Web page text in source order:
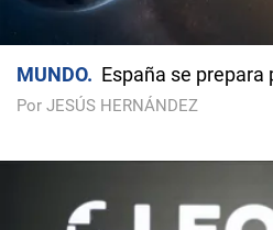
MUNDO España se prepara
Por JESÚS HERNÁNDEZ